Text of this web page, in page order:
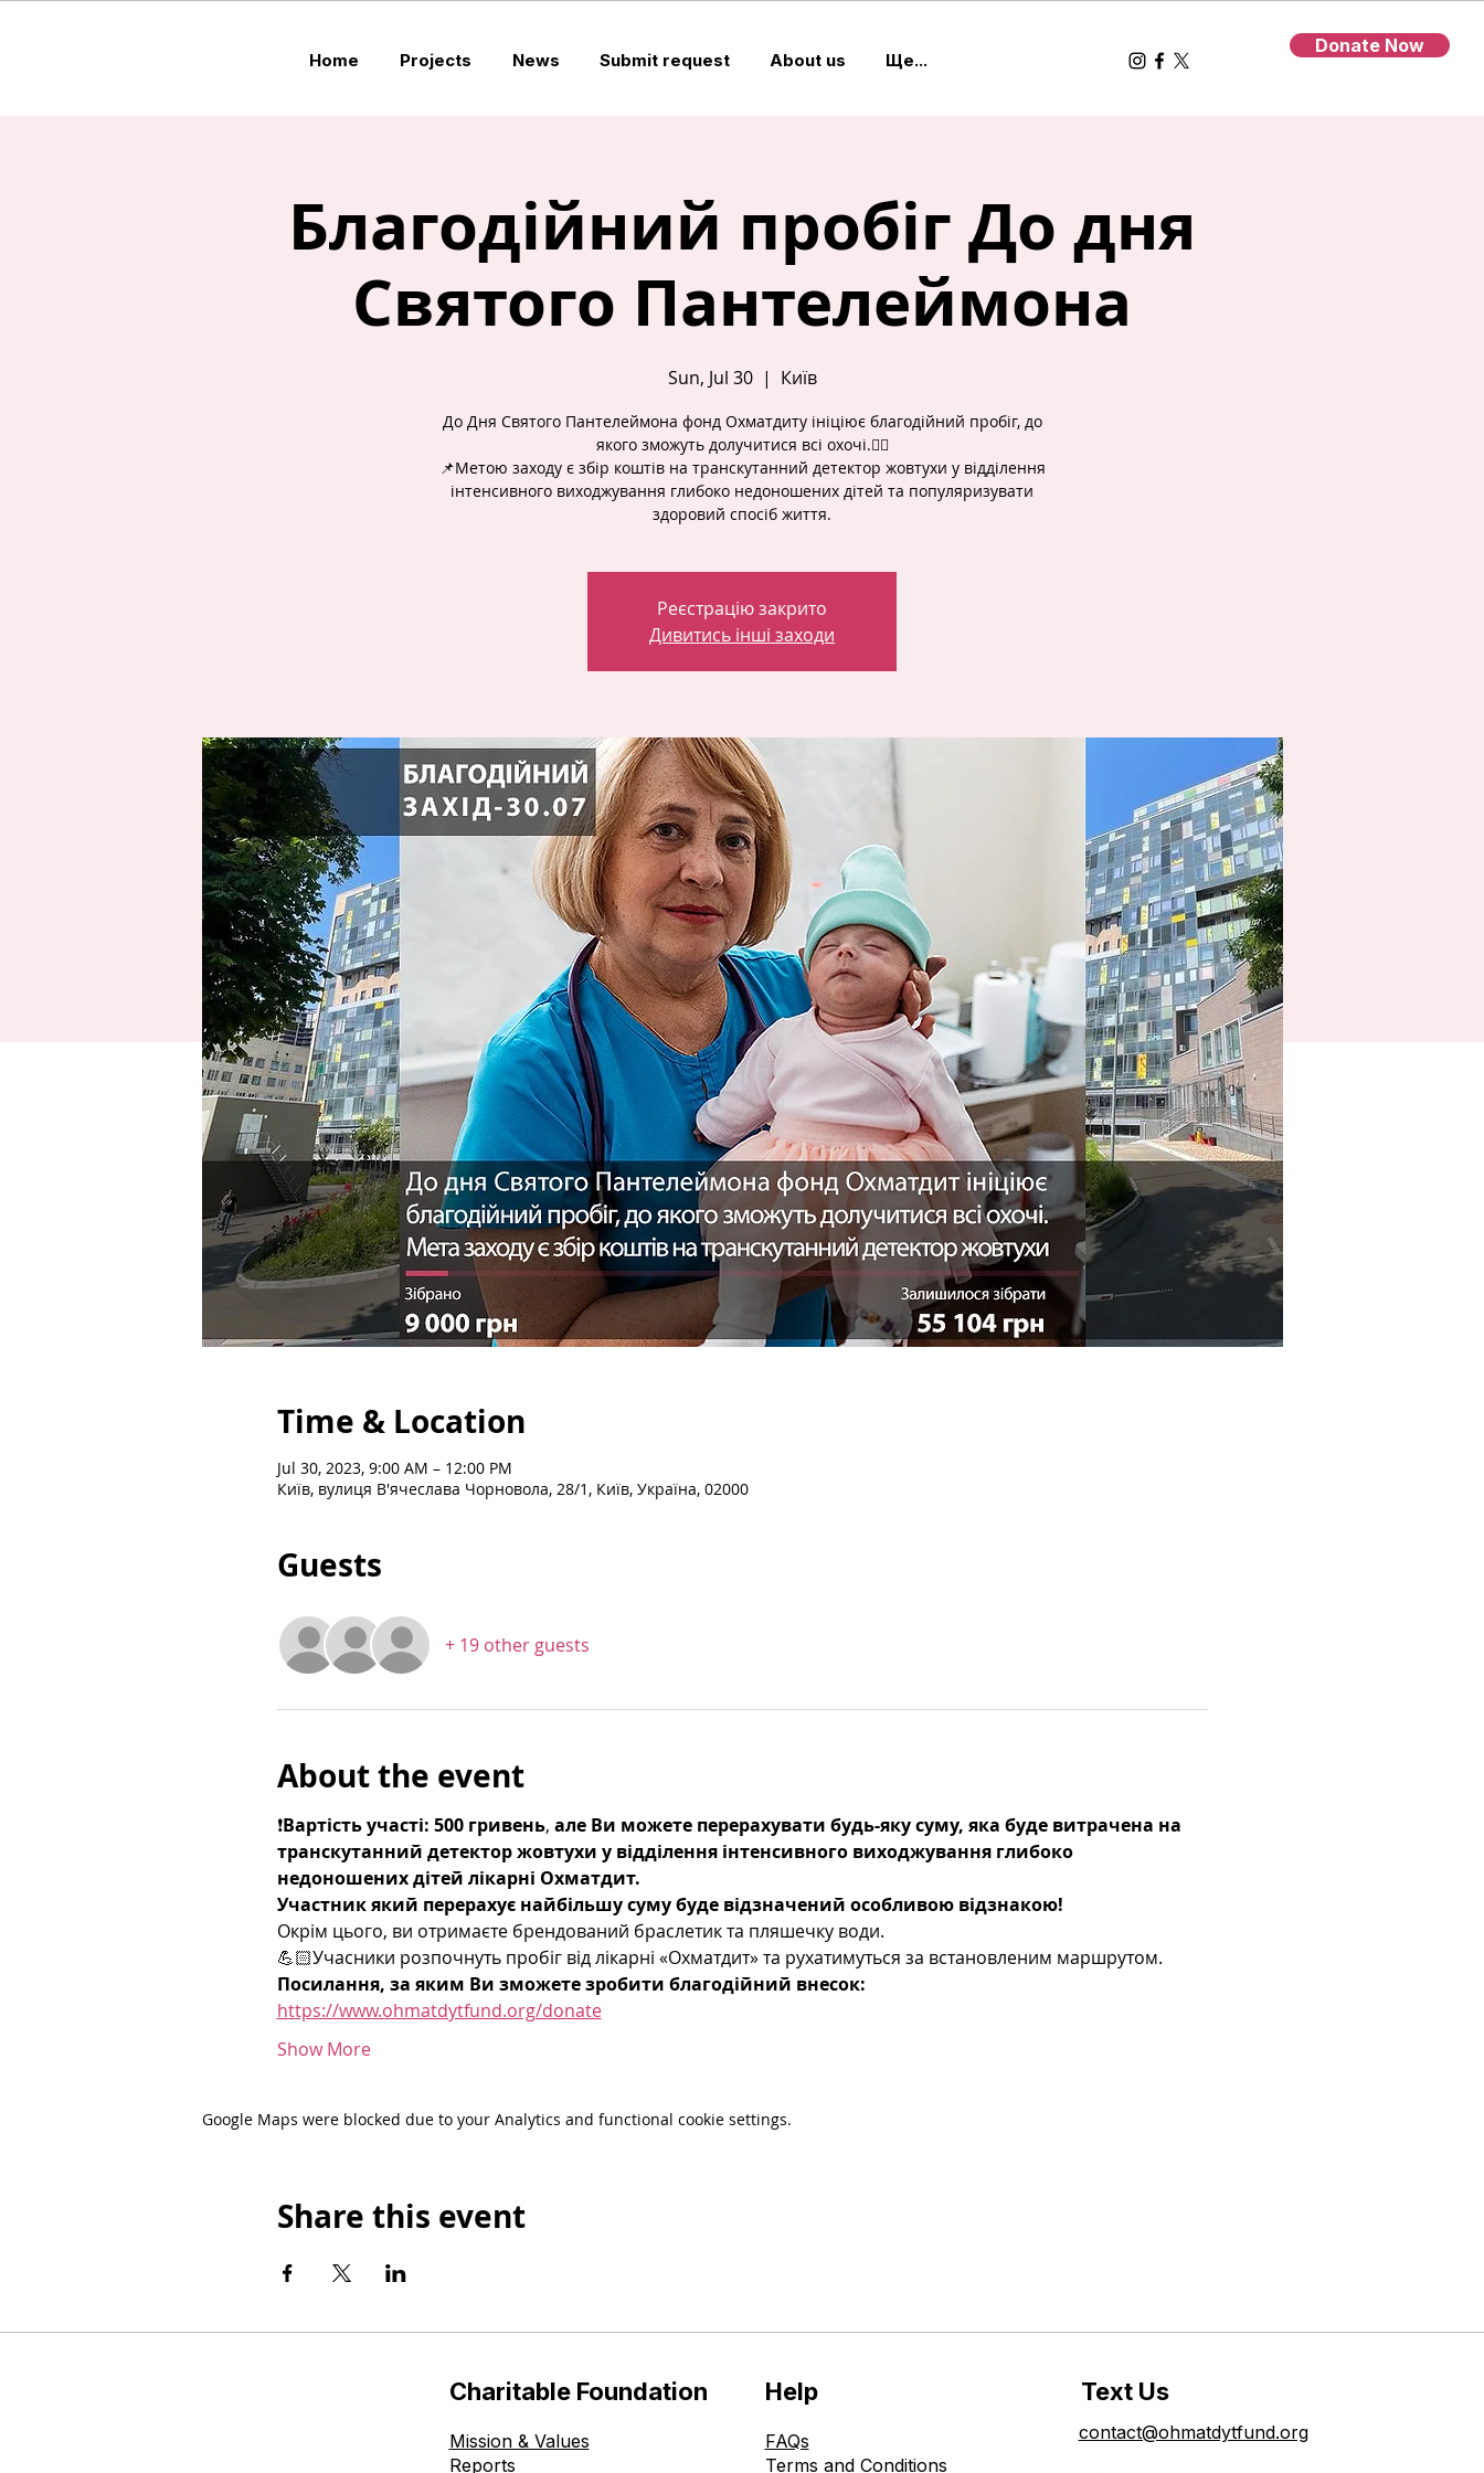
Home Projects News Submit request About us Ще...
Donate Now
Благодійний пробіг До дня
Святого Пантелеймона
Sun, Jul 30
  |
Київ
До Дня Святого Пантелеймона фонд Охматдиту ініціює благодійний пробіг, до
якого зможуть долучитися всі охочі.🏃‍♀️
📌Метою заходу є збір коштів на транскутанний детектор жовтухи у відділення
інтенсивного виходжування глибоко недоношених дітей та популяризувати
здоровий спосіб життя.
Реєстрацію закрито
Дивитись інші заходи
Time & Location
Jul 30, 2023, 9:00 AM – 12:00 PM
Київ, вулиця В'ячеслава Чорновола, 28/1, Київ, Україна, 02000
Guests
+ 19 other guests
About the event
❗️Вартість участі: 500 гривень, але Ви можете перерахувати будь-яку суму, яка буде витрачена на
транскутанний детектор жовтухи у відділення інтенсивного виходжування глибоко
недоношених дітей лікарні Охматдит.
Участник який перерахує найбільшу суму буде відзначений особливою відзнакою!
Окрім цього, ви отримаєте брендований браслетик та пляшечку води.
💪🏻Учасники розпочнуть пробіг від лікарні «Охматдит» та рухатимуться за встановленим маршрутом.
Посилання, за яким Ви зможете зробити благодійний внесок:
https://www.ohmatdytfund.org/donate
Show More
Google Maps were blocked due to your Analytics and functional cookie settings.
Share this event
Charitable Foundation
Mission & Values
Reports
Help
FAQs
Terms and Conditions
Text Us
contact@ohmatdytfund.org